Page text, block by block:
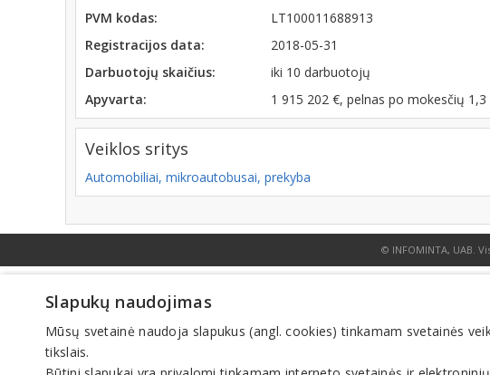
PVM kodas:
LT100011688913
Registracijos data:
2018-05-31
Darbuotojų skaičius:
iki 10 darbuotojų
Apyvarta:
1 915 202 €, pelnas po mokesčių 1,3
Veiklos sritys
Automobiliai, mikroautobusai, prekyba
© INFOMINTA, UAB.
Slapukų naudojimas
Mūsų svetainė naudoja slapukus (angl. cookies) tinkamam svetainės
tikslais.